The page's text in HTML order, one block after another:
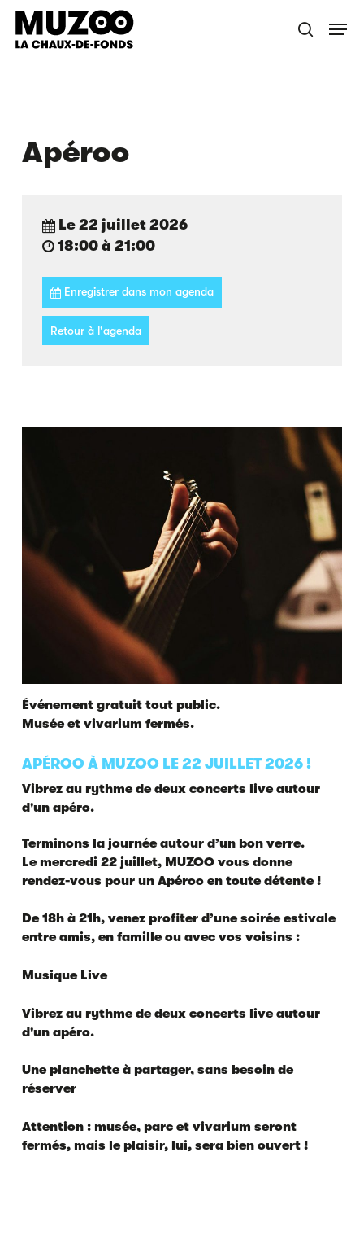
Skip
main
recherche
Menu
Apéroo
Le 22 juillet 2026
18:00 à 21:00
Enregistrer dans mon agenda
Retour à l'agenda
Événement gratuit tout public.
Musée et vivarium fermés.
APÉROO À MUZOO LE 22 JUILLET 2026 !
Vibrez au rythme de deux concerts live autour
d'un apéro.
Terminons la journée autour d’un bon verre.
Le mercredi 22 juillet, MUZOO vous donne
rendez-vous pour un Apéroo en toute détente !
De 18h à 21h, venez profiter d’une soirée estivale
entre amis, en famille ou avec vos voisins :
Musique Live
Vibrez au rythme de deux concerts live autour
d'un apéro.
Une planchette à partager, sans besoin de
réserver
Attention : musée, parc et vivarium seront
fermés, mais le plaisir, lui, sera bien ouvert !